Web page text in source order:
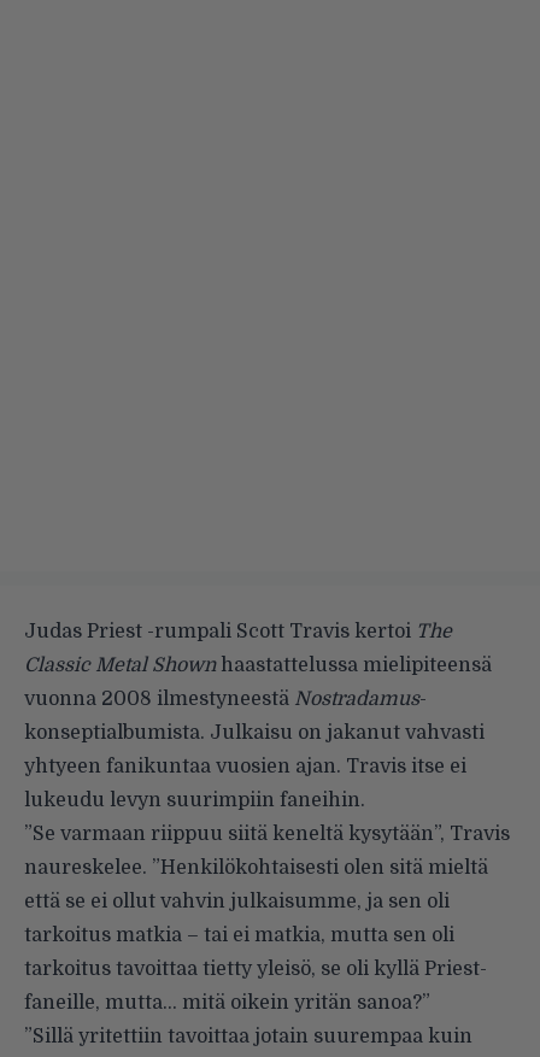
Judas Priest -rumpali Scott Travis kertoi The
Classic Metal Shownhaastattelussa mielipiteensä
vuonna 2008 ilmestyneestä Nostradamus-
konseptialbumista. Julkaisu on jakanut vahvasti
yhtyeen fanikuntaa vuosien ajan. Travis itse ei
lukeudu levyn suurimpiin faneihin.
”Se varmaan riippuu siitä keneltä kysytään”, Travis
naureskelee. ”Henkilökohtaisesti olen sitä mieltä
että se ei ollut vahvin julkaisumme, ja sen oli
tarkoitus matkia – tai ei matkia, mutta sen oli
tarkoitus tavoittaa tietty yleisö, se oli kyllä Priest-
faneille, mutta… mitä oikein yritän sanoa?”
”Sillä yritettiin tavoittaa jotain suurempaa kuin